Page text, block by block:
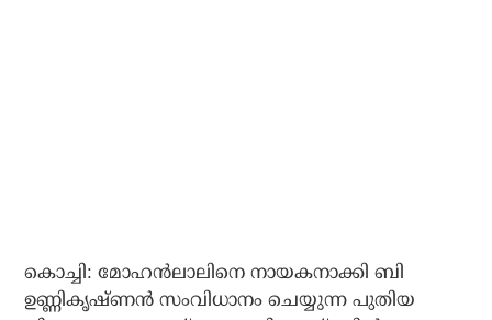
കൊച്ചി: മോഹന്‍ലാലിനെ നായകനാക്കി ബി
ഉണ്ണികൃഷ്ണന്‍ സംവിധാനം ചെയ്യുന്ന പുതിയ